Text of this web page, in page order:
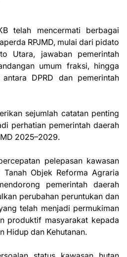
telah mencermati berbagai
RPJMD, mulai dari pidato
Utara, jawaban pemerintah
umum fraksi, hingga
DPRD dan pemerintah
sejumlah catatan penting
perhatian pemerintah daerah
2025–2029.
pelepasan kawasan
Objek Reforma Agraria
pemerintah daerah
perubahan peruntukan dan
telah menjadi permukiman
produktif masyarakat kepada
Hidup dan Kehutanan.